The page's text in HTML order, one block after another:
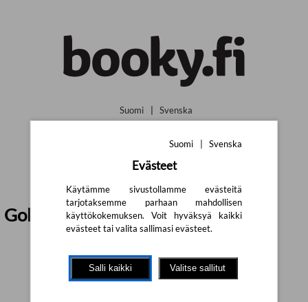
Suomi | Svenska
Golf
Suomi Svenska
Evästeet
Käytämme sivustollamme evästeitä
tarjotaksemme parhaan mahdollisen
käyttökokemuksen. Voit hyväksyä kaikki
evästeet tai valita sallimasi evästeet.
Salli kaikki Valitse sallitut